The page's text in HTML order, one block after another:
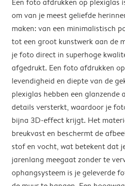
om van je meest geliefde
maken: van een minimalistisch
tot een groot kunstwerk aan de
je foto direct in superhoge
afgedrukt. Een foto afdrukken
levendigheid en diepte van de
plexiglas hebben een glanzende
details versterkt, waardoor je
bijna 3D-effect krijgt. Het
breukvast en beschermt de
stof en vocht, wat betekent dat
jarenlang meegaat zonder te
ophangsysteem is je geleverde